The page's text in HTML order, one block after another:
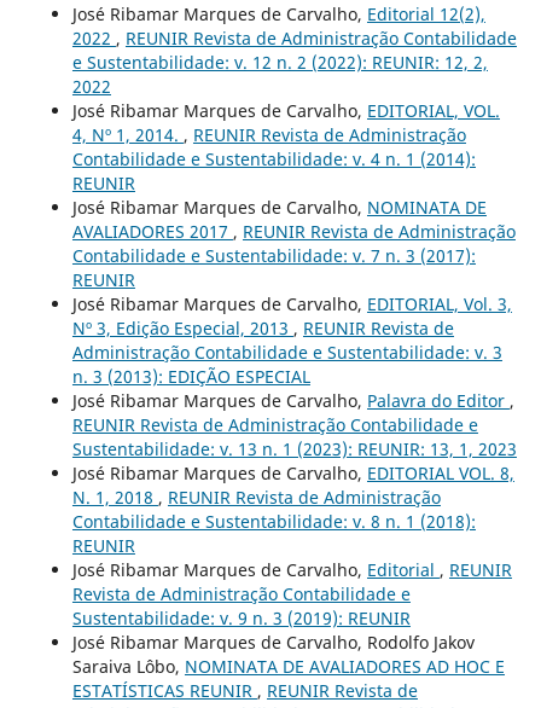
José Ribamar Marques de Carvalho, Editorial 12(2),
2022 , REUNIR Revista de Administração Contabilidade
e Sustentabilidade: v. 12 n. 2 (2022): REUNIR: 12, 2,
2022
José Ribamar Marques de Carvalho, EDITORIAL, VOL.
4, Nº 1, 2014. , REUNIR Revista de Administração
Contabilidade e Sustentabilidade: v. 4 n. 1 (2014):
REUNIR
José Ribamar Marques de Carvalho, NOMINATA DE
AVALIADORES 2017 , REUNIR Revista de Administração
Contabilidade e Sustentabilidade: v. 7 n. 3 (2017):
REUNIR
José Ribamar Marques de Carvalho, EDITORIAL, Vol. 3,
Nº 3, Edição Especial, 2013 , REUNIR Revista de
Administração Contabilidade e Sustentabilidade: v. 3
n. 3 (2013): EDIÇÃO ESPECIAL
José Ribamar Marques de Carvalho, Palavra do Editor ,
REUNIR Revista de Administração Contabilidade e
Sustentabilidade: v. 13 n. 1 (2023): REUNIR: 13, 1, 2023
José Ribamar Marques de Carvalho, EDITORIAL VOL. 8,
N. 1, 2018 , REUNIR Revista de Administração
Contabilidade e Sustentabilidade: v. 8 n. 1 (2018):
REUNIR
José Ribamar Marques de Carvalho, Editorial , REUNIR
Revista de Administração Contabilidade e
Sustentabilidade: v. 9 n. 3 (2019): REUNIR
José Ribamar Marques de Carvalho, Rodolfo Jakov
Saraiva Lôbo, NOMINATA DE AVALIADORES AD HOC E
ESTATÍSTICAS REUNIR , REUNIR Revista de